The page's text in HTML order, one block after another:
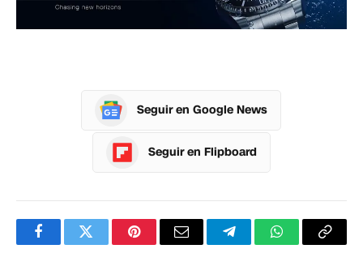
Seguir en Google News
Seguir en Flipboard
FacebookTwitterPinterestCorreoTelegramWhatsApp